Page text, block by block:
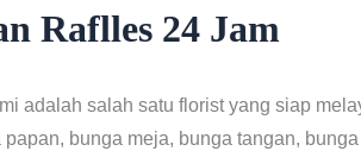
Raflles 24 Jam
adalah salah satu florist yang siap
bunga meja, bunga tangan,